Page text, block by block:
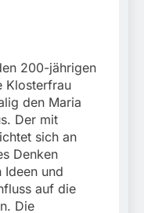
Zigaretten
eines
200-jährigen
Klosterfrau
den Maria
Der mit
sich an
Denken
und
auf die
Die